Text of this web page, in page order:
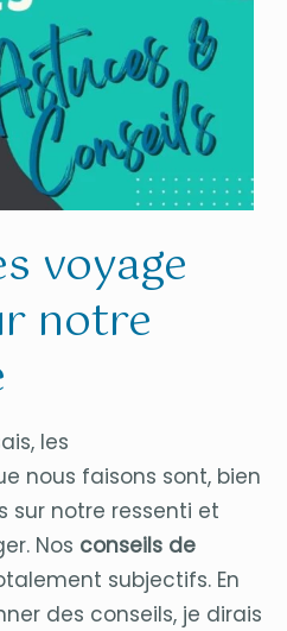
voyage
notre
les
nous faisons sont, bien
sur notre ressenti et
Nos conseils de
subjectifs. En
des conseils, je dirais